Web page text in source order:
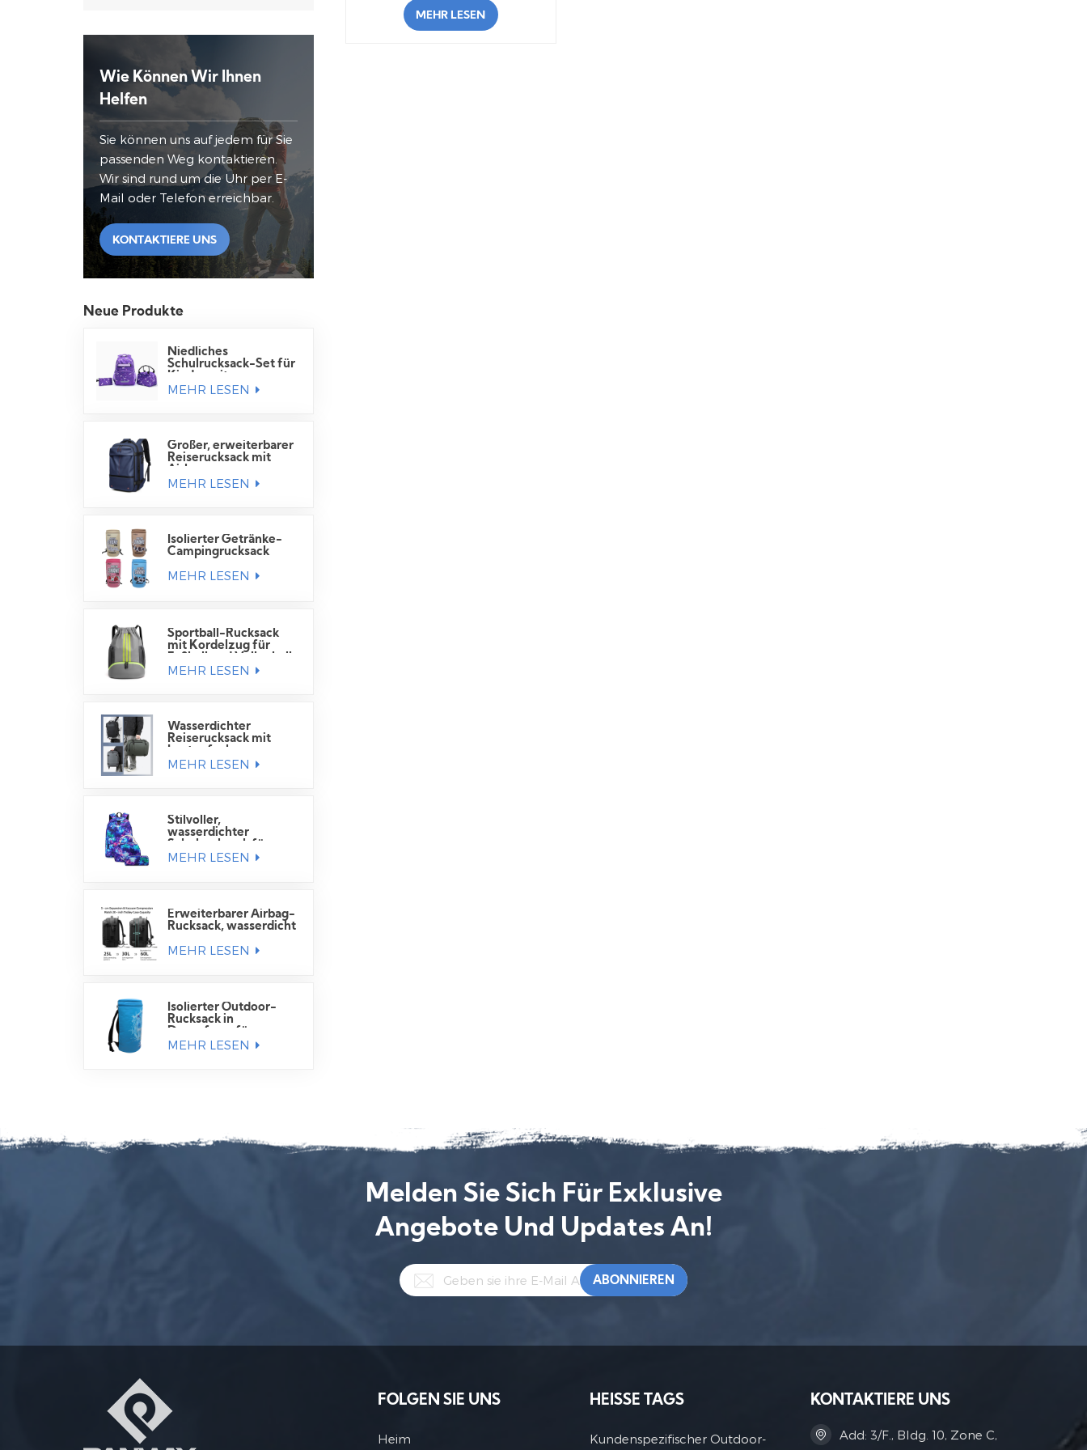
Wie Können Wir Ihnen
Helfen
Sie können uns auf jedem für Sie
passenden Weg kontaktieren.
Wir sind rund um die Uhr per E-
Mail oder Telefon erreichbar.
KONTAKTIERE UNS
Neue Produkte
Niedliches
Schulrucksack-Set für
Lunchtasche
MEHR LESEN
Großer, erweiterbarer
Reiserucksack mit
MEHR LESEN
Isolierter Getränke-
Campingrucksack
MEHR LESEN
Sportball-Rucksack
mit Kordelzug für
MEHR LESEN
Wasserdichter
Reiserucksack mit
MEHR LESEN
Stilvoller,
wasserdichter
Schüler
MEHR LESEN
Erweiterbarer Airbag-
Rucksack, wasserdicht
MEHR LESEN
Isolierter Outdoor-
Rucksack in
Getränkedosen
MEHR LESEN
MEHR LESEN
Melden Sie Sich Für Exklusive
Angebote Und Updates An!
FOLGEN SIE UNS
Heim
HEISSE TAGS
Kundenspezifischer Outdoor-
KONTAKTIERE UNS
Add: 3/F., Bldg. 10, Zone C,